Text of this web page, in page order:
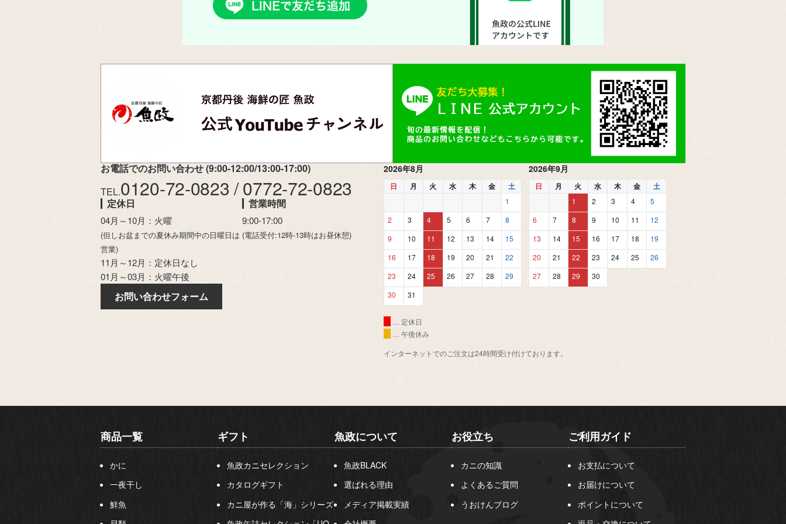
お電話でのお問い合わせ (9:00-12:00/13:00-17:00)
TEL.0120-72-0823 / 0772-72-0823
定休日
04月～10月：火曜
(但しお盆までの夏休み期間中の日曜日は
営業)
11月～12月：定休日なし
01月～03月：火曜午後
営業時間
9:00-17:00
(電話受付:12時-13時はお昼休憩)
お問い合わせフォーム
2026年8月
日 月 火 水 木 金 土
1
2
3 4 5 6 7
8
9
10 11 12 13 14
15
16
17 18 19 20 21
22
23
24 25 26 27 28
29
30
31
2026年9月
日 月 火 水 木 金 土
1 2 3 4
5
6
7 8 9 10 11
12
13
14 15 16 17 18
19
20
21 22 23 24 25
26
27
28 29 30
… 定休日
… 午後休み
インターネットでのご注文は24時間受け付けております。
商品一覧
かに
一夜干し
鮮魚
ギフト
魚政カニセレクション
カタログギフト
カニ屋が作る「海」シリーズ
魚政について
魚政BLACK
選ばれる理由
メディア掲載実績
お役立ち
カニの知識
よくあるご質問
うおけんブログ
ご利用ガイド
お支払について
お届けについて
ポイントについて